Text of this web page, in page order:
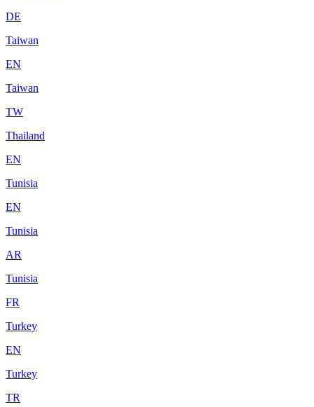
DE
Taiwan
EN
Taiwan
TW
Thailand
EN
Tunisia
EN
Tunisia
AR
Tunisia
FR
Turkey
EN
Turkey
TR